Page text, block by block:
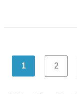
1 2